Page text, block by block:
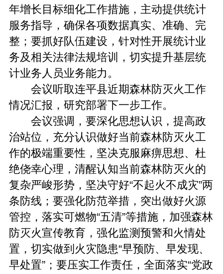
年增长目标细化工作措施，主动提供统计
服务指导，确保各项数据真实、准确、完
整；要抓好队伍建设，针对性开展统计业
务及相关法律法规培训，切实提升基层统
计业务人员业务能力。
会议听取连平县近期森林防灭火工作
情况汇报，研究部署下一步工作。
会议强调，要深化思想认识，提高政
治站位，充分认识做好当前森林防灭火工
作的极端重要性，坚决克服麻痹思想、杜
绝侥幸心理，清醒认知当前森林防灭火的
复杂严峻形势，坚决守好“不起火不成灾”两
条防线；要强化防范举措，突出做好火源
管控，落实可燃物“五清”等措施，加强森林
防灭火宣传教育，强化监测预警和火情处
置，切实做到火灾隐患“早预防、早发现、
早处置”；要压实工作责任，全面落实“党政